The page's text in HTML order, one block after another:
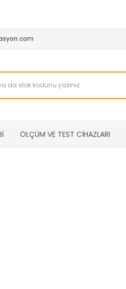
ÖLÇÜM VE TEST CİHAZLARI